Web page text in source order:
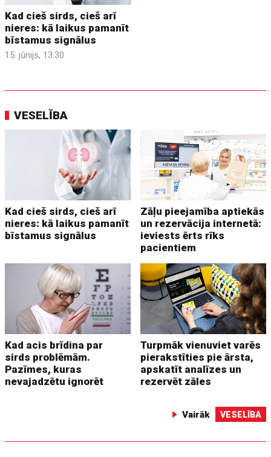
Kad cieš sirds, cieš arī
nieres: kā laikus pamanīt
bīstamus signālus
15. jūnijs, 13:30
VESELĪBA
Kad cieš sirds, cieš arī
nieres: kā laikus pamanīt
bīstamus signālus
Zāļu pieejamība aptiekās
un rezervācija internetā:
ieviests ērts rīks
pacientiem
Kad acis brīdina par
sirds problēmām.
Pazīmes, kuras
nevajadzētu ignorēt
Turpmāk vienuviet varēs
pierakstīties pie ārsta,
apskatīt analīzes un
rezervēt zāles
Vairāk VESELĪBA